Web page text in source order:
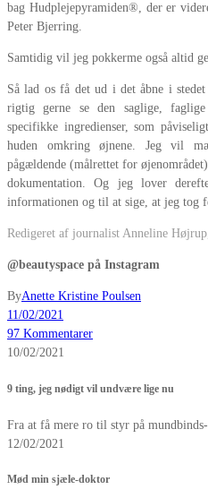
bag Hudplejepyramiden®, der er
Peter Bjerring.
Samtidig vil jeg pokkerme også altid
Så lad os få det ud i det åbne i
rigtig gerne se den saglige,
specifikke ingredienser, som
huden omkring øjnene. Jeg vil
pågældende (målrettet for
dokumentation. Og jeg lover
informationen og til at sige, at jeg tog
Redigeret af journalist Anneline
@beautyspace på Instagram
ByAnette Kristine Poulsen
11/02/2021
97 Kommentarer
10/02/2021
9 ting, jeg nødigt vil undvære lige nu
Fra at få mere ro til styr på
12/02/2021
Mød min sjæle-doktor